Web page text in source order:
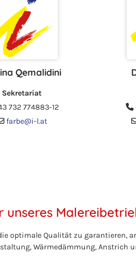
Qemalidini
Sekretariat
732 774883-12
farbe@i-l.at

unseres
optimale Qualität zu garantieren,
Wärmedämmung, Anstrich